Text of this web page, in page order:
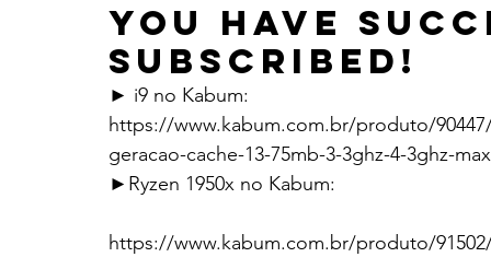
You have
► i9 no Kabum:
https://www.kabum.com.br/produto/
geracao-cache-13-75mb-3-3ghz-4-3ghz-
►Ryzen 1950x no Kabum:
https://www.kabum.com.br/produto/